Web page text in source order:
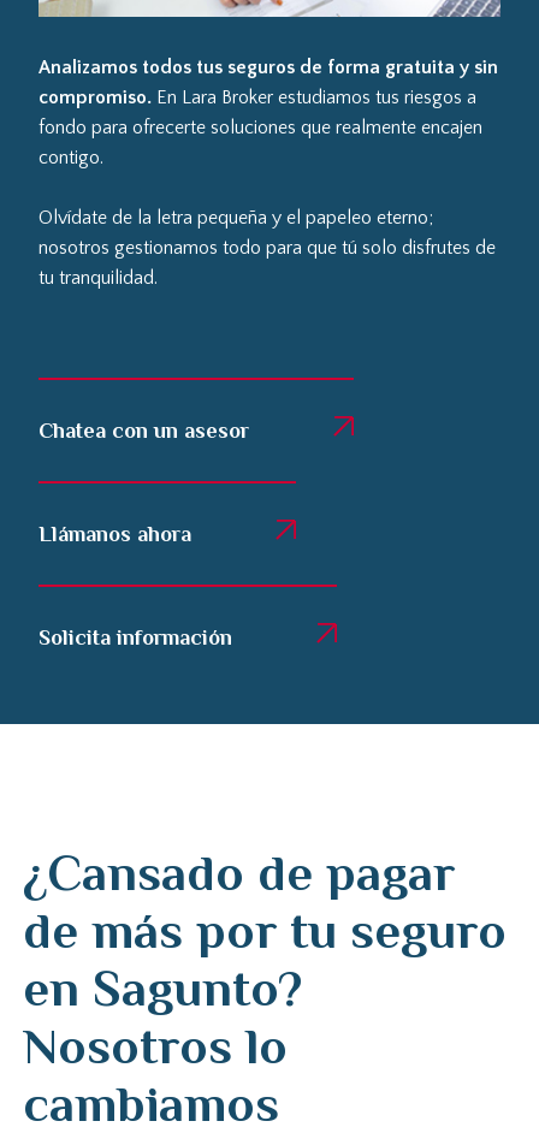
Analizamos todos tus seguros de forma gratuita y sin
compromiso.En Lara Broker estudiamos tus riesgos a
fondo para ofrecerte soluciones que realmente encajen
contigo.
Olvídate de la letra pequeña y el papeleo eterno;
nosotros gestionamos todo para que tú solo disfrutes de
tu tranquilidad.
Chatea con un asesor
Llámanos ahora
Solicita información
¿Cansado de pagar
de más por tu seguro
en Sagunto?
Nosotros lo
cambiamos